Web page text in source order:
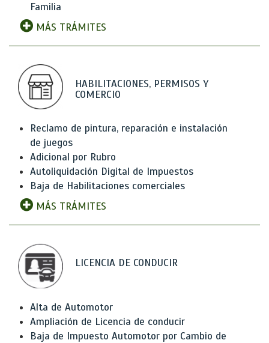
Familia
MÁS TRÁMITES
HABILITACIONES, PERMISOS Y
COMERCIO
Reclamo de pintura, reparación e instalación
de juegos
Adicional por Rubro
Autoliquidación Digital de Impuestos
Baja de Habilitaciones comerciales
MÁS TRÁMITES
LICENCIA DE CONDUCIR
Alta de Automotor
Ampliación de Licencia de conducir
Baja de Impuesto Automotor por Cambio de